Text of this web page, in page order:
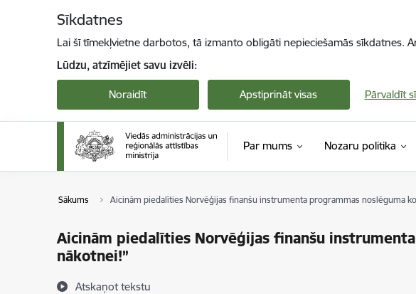
Sīkdatnes
Lai šī tīmekļvietne darbotos, tā izmanto obligāti nepieciešamās sīkdatnes.
Lūdzu, atzīmējiet savu izvēli:
Noraidīt Apstiprināt visas Pārvaldīt
Par mums Nozaru politika
Sākums Aicinām piedalīties Norvēģijas finanšu instrumenta programmas noslēguma
Aicinām piedalīties Norvēģijas finanšu
nākotnei!”
Atskaņot tekstu